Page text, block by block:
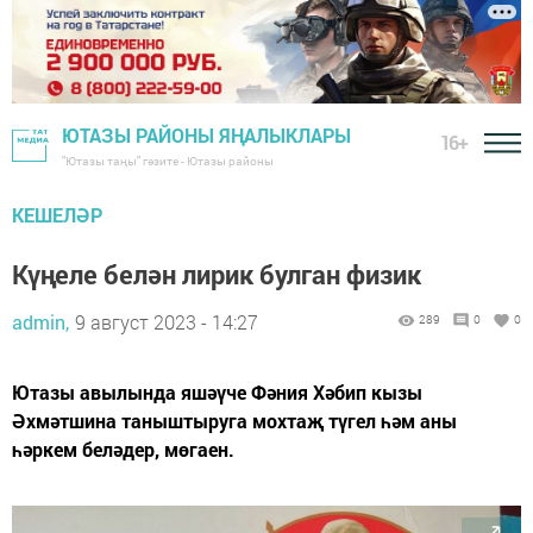
ЮТАЗЫ РАЙОНЫ ЯҢАЛЫКЛАРЫ
"Ютазы таңы" гәзите - Ютазы районы
16+
КЕШЕЛӘР
Күңеле белән лирик булган физик
admin, 9 август 2023 - 14:27 289 0 0
Ютазы авылында яшәүче Фәния Хәбип кызы
Әхмәтшина таныштыруга мохтаҗ түгел һәм аны
һәркем беләдер, мөгаен.